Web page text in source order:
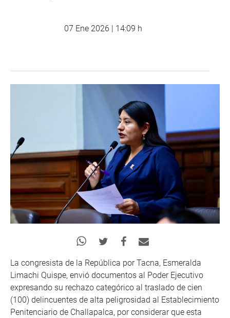
07 Ene 2026 | 14:09 h
La congresista de la República por Tacna, Esmeralda
Limachi Quispe, envió documentos al Poder Ejecutivo
expresando su rechazo categórico al traslado de cien
(100) delincuentes de alta peligrosidad al Establecimiento
Penitenciario de Challapalca, por considerar que esta